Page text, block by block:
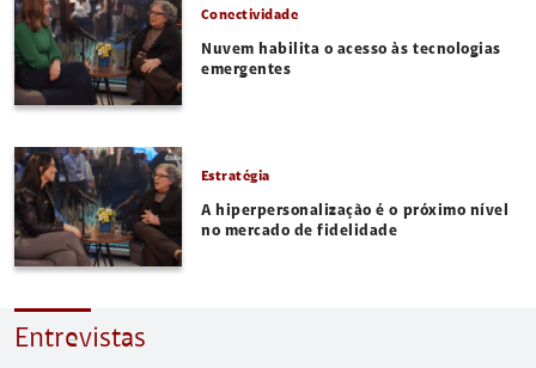
Conectividade
Nuvem habilita o acesso às tecnologias
emergentes
Estratégia
A hiperpersonalização é o próximo nível
no mercado de fidelidade
Entrevistas